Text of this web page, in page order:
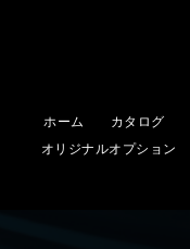
ホーム カタログ
オリジナルオプション